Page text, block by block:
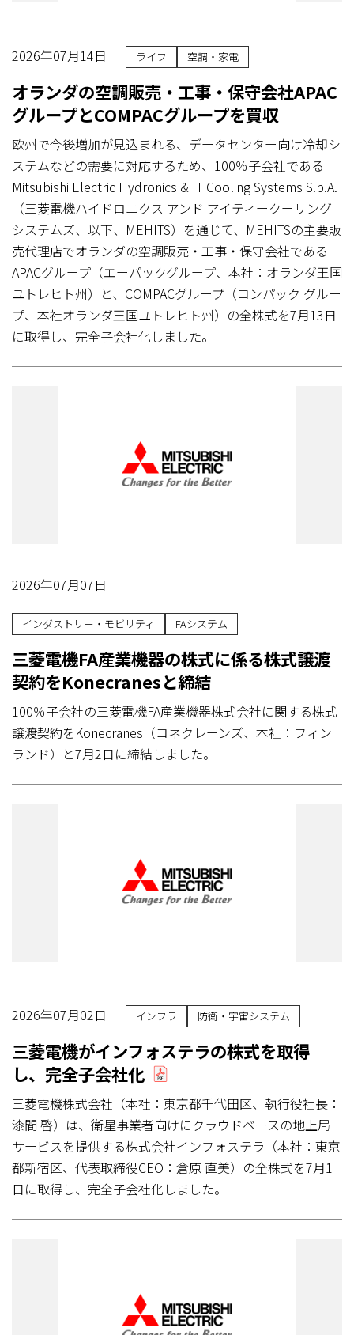
2026年07月14日 ライフ 空調・家電
オランダの空調販売・工事・保守会社APAC
グループとCOMPACグループを買収
欧州で今後増加が見込まれる、データセンター向け冷却シ
ステムなどの需要に対応するため、100％子会社である
Mitsubishi Electric Hydronics & IT Cooling Systems S.p.A.
（三菱電機ハイドロニクス アンド アイティークーリング
システムズ、以下、MEHITS）を通じて、MEHITSの主要販
売代理店でオランダの空調販売・工事・保守会社である
APACグループ（エーパックグループ、本社：オランダ王国
ユトレヒト州）と、COMPACグループ（コンパック グルー
プ、本社オランダ王国ユトレヒト州）の全株式を7月13日
に取得し、完全子会社化しました。
2026年07月07日
インダストリー・モビリティ FAシステム
三菱電機FA産業機器の株式に係る株式譲渡
契約をKonecranesと締結
100％子会社の三菱電機FA産業機器株式会社に関する株式
譲渡契約をKonecranes（コネクレーンズ、本社：フィン
ランド）と7月2日に締結しました。
2026年07月02日 インフラ 防衛・宇宙システム
三菱電機がインフォステラの株式を取得
し、完全子会社化
三菱電機株式会社（本社：東京都千代田区、執行役社長：
漆間 啓）は、衛星事業者向けにクラウドベースの地上局
サービスを提供する株式会社インフォステラ（本社：東京
都新宿区、代表取締役CEO：倉原 直美）の全株式を7月1
日に取得し、完全子会社化しました。